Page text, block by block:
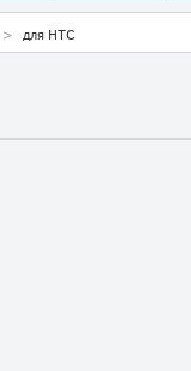
> для HTC